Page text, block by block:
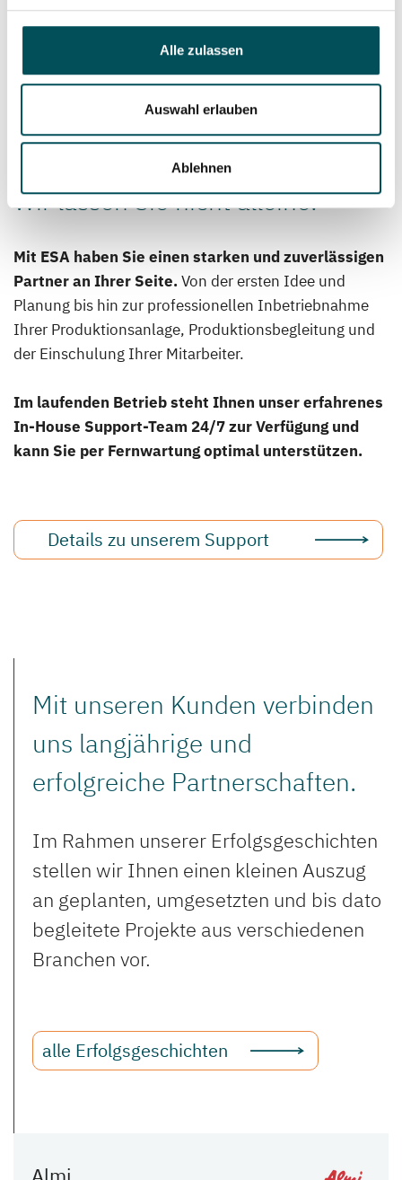
Alle zulassen
Auswahl erlauben
Ablehnen
Wir lassen Sie nicht alleine!
Mit ESA haben Sie einen starken und zuverlässigen
Partner an Ihrer Seite.Von der ersten Idee und
Planung bis hin zur professionellen Inbetriebnahme
Ihrer Produktionsanlage, Produktionsbegleitung und
der Einschulung Ihrer Mitarbeiter.
Im laufenden Betrieb steht Ihnen unser erfahrenes
In-House Support-Team 24/7 zur Verfügung und
kann Sie per Fernwartung optimal unterstützen.
Details zu unserem Support
Mit unseren Kunden verbinden
uns langjährige und
erfolgreiche Partnerschaften.
Im Rahmen unserer Erfolgsgeschichten
stellen wir Ihnen einen kleinen Auszug
an geplanten, umgesetzten und bis dato
begleitete Projekte aus verschiedenen
Branchen vor.
alle Erfolgsgeschichten